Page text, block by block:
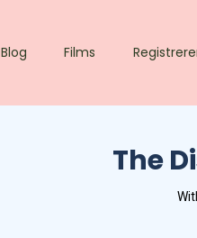
Blog Films
The